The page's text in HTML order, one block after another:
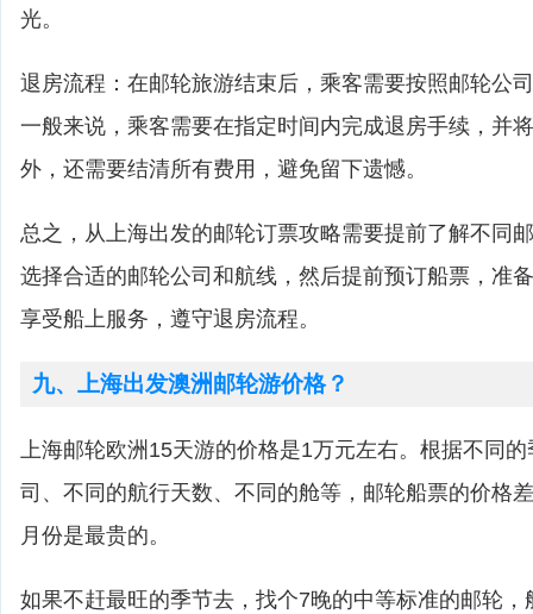
光。
退房流程：在邮轮旅游结束后，乘客需要按照邮轮公
一般来说，乘客需要在指定时间内完成退房手续，并
外，还需要结清所有费用，避免留下遗憾。
总之，从上海出发的邮轮订票攻略需要提前了解不同
选择合适的邮轮公司和航线，然后提前预订船票，准
享受船上服务，遵守退房流程。
九、上海出发澳洲邮轮游价格？
上海邮轮欧洲15天游的价格是1万元左右。根据不同
司、不同的航行天数、不同的舱等，邮轮船票的价格
月份是最贵的。
如果不赶最旺的季节去，找个7晚的中等标准的邮轮